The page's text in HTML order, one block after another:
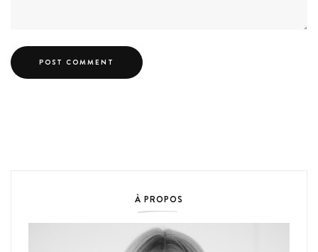
À PROPOS